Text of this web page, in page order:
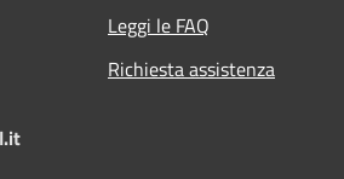
Leggi le FAQ
Richiesta assistenza